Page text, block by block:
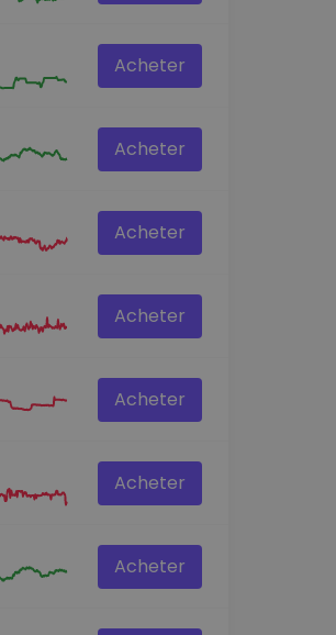
Acheter
Acheter
Acheter
Acheter
Acheter
Acheter
Acheter